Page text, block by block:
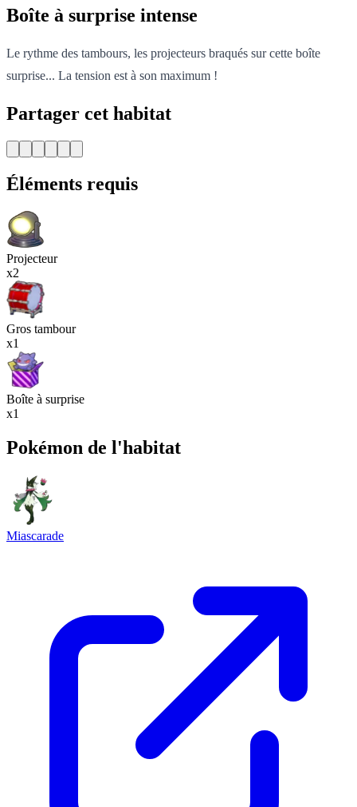
Boîte à surprise intense
Le rythme des tambours, les projecteurs braqués sur cette boîte
surprise... La tension est à son maximum !
Partager cet habitat
Éléments requis
Projecteur
x2
Gros tambour
x1
Boîte à surprise
x1
Pokémon de l'habitat
Miascarade